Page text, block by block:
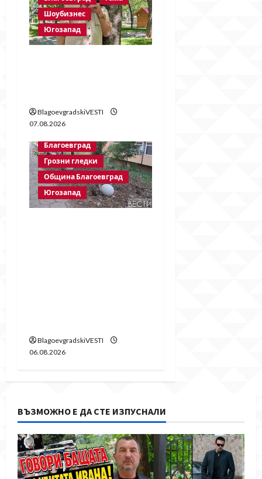
Шоубизнес
Югозапад
BlagoevgradskiVESTI
07.08.2026
Благоевград
Грозни гледки
Община Благоевград
Югозапад
BlagoevgradskiVESTI
06.08.2026
ВЪЗМОЖНО Е ДА СТЕ ИЗПУСНАЛИ